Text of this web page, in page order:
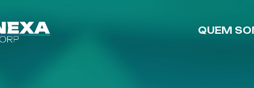
QUEM